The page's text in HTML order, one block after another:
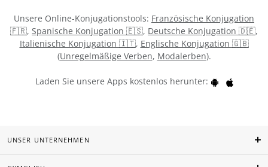
Unsere Online-Konjugationstools: Französische Konjugation
🇫🇷, Spanische Konjugation 🇪🇸, Deutsche Konjugation 🇩🇪,
Italienische Konjugation 🇮🇹, Englische Konjugation 🇬🇧
(Unregelmäßige Verben, Modalerben).
Laden Sie unsere Apps kostenlos herunter:
UNSER UNTERNEHMEN